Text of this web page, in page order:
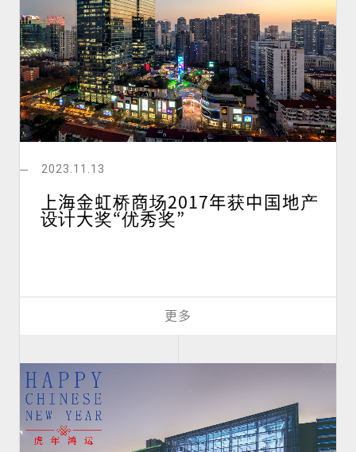
2023.11.13
上海金虹桥商场2017年获中国地产
设计大奖“优秀奖”
更多